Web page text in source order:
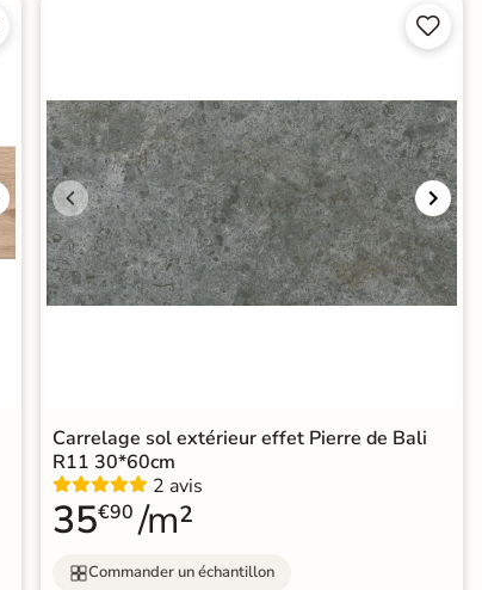


Carrelage sol extérieur effet Pierre de Bali
R11 30*60cm
2 avis
35€90 /m²
Commander un échantillon